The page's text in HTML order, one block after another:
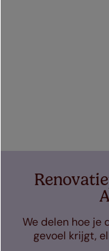
We delen hoe
gevoel krijgt,